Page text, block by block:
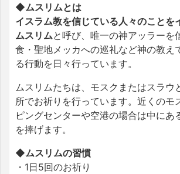
◆ムスリムとは
イスラム教を信じている人々のことを
ムスリムと呼び、唯一の神アッラーを
食・聖地メッカへの巡礼など神の教え
る行動を日々行っています。
ムスリムたちは、モスクまたはスラウ
所でお祈りを行っています。近くのモ
ピングセンターや空港の場合は中にあ
を捧げます。
◆ムスリムの習慣
・1日5回のお祈り